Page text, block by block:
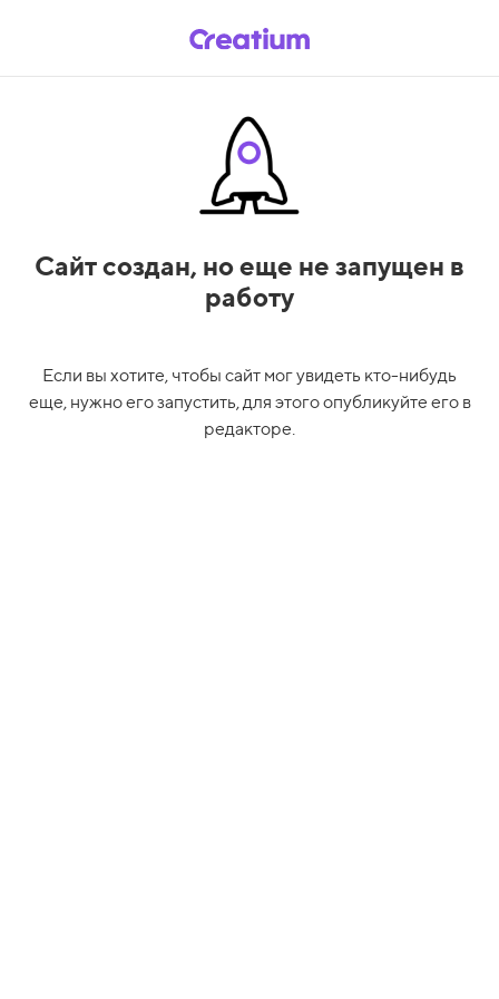
Сайт создан, но еще не запущен в
работу
Если вы хотите, чтобы сайт мог увидеть кто-нибудь
еще, нужно его запустить, для этого опубликуйте его в
редакторе.